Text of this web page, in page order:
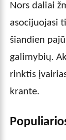
Nors daliai
asocijuojasi
šiandien
galimybių.
rinktis
krante.